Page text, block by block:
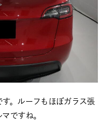
。ルーフもほぼガラス張
ですね。